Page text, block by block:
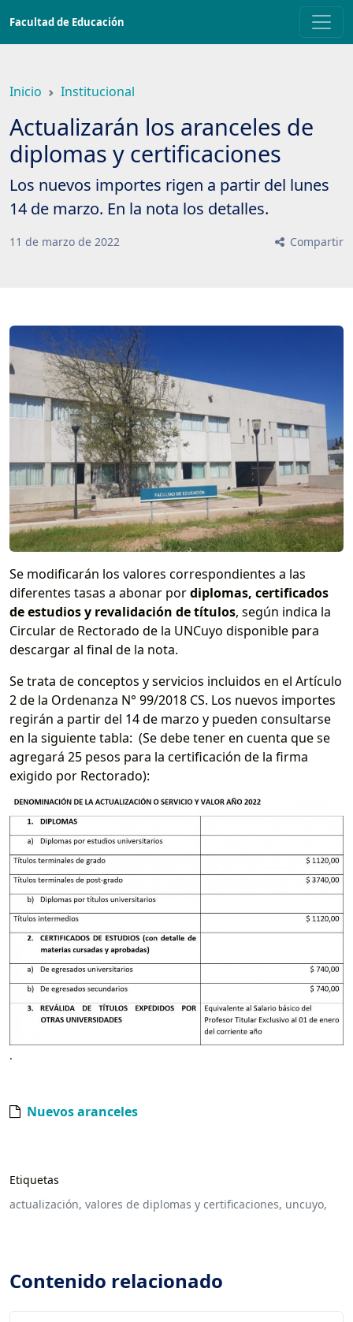
contenido
Facultad de Educación
Inicio Institucional
Actualizarán los aranceles de
diplomas y certificaciones
Los nuevos importes rigen a partir del lunes
14 de marzo. En la nota los detalles.
11 de marzo de 2022 Compartir
Se modificarán los valores correspondientes a las
diferentes tasas a abonar pordiplomas, certificados
de estudios y revalidación de títulos, según indica la
Circular de Rectorado de la UNCuyo disponible para
descargar al final de la nota.
Se trata de conceptos y servicios incluidos en el Artículo
2 de la Ordenanza N° 99/2018 CS. Los nuevos importes
regirán a partir del 14 de marzo y pueden consultarse
en la siguiente tabla: (Se debe tener en cuenta que se
agregará 25 pesos para la certificación de la firma
exigido por Rectorado):
.
Nuevos aranceles
Etiquetas
actualización, valores de diplomas y certificaciones, uncuyo,
Contenido relacionado